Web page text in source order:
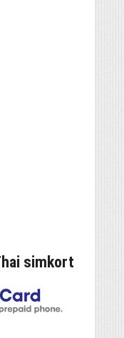
simkort